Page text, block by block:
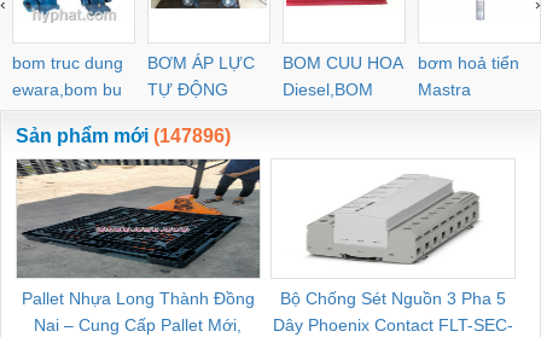
bom truc dung
ewara,bom bu
ewara
BƠM ÁP LỰC
TỰ ĐỘNG
BOM CUU HOA
Diesel,BOM
CHUA CHAY
bơm hoả tiển
Mastra
‹ ›
Sản phẩm mới (147896)
Pallet Nhựa Long Thành Đồng
Nai – Cung Cấp Pallet Mới,
Bộ Chống Sét Nguồn 3 Pha 5
Dây Phoenix Contact FLT-SEC-